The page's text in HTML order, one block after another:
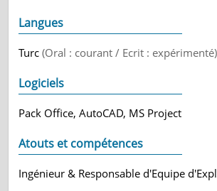
Langues
Turc(Oral : courant / Ecrit : expérimenté)
Logiciels
Pack Office, AutoCAD, MS Project
Atouts et compétences
Ingénieur & Responsable d'Equipe